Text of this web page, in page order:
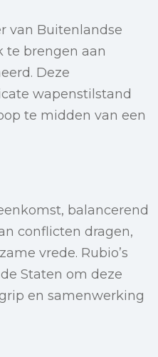
van Buitenlandse
te brengen aan
Deze
wapenstilstand
te midden van een
balancerend
conflicten dragen,
vrede. Rubio’s
Staten om deze
en samenwerking